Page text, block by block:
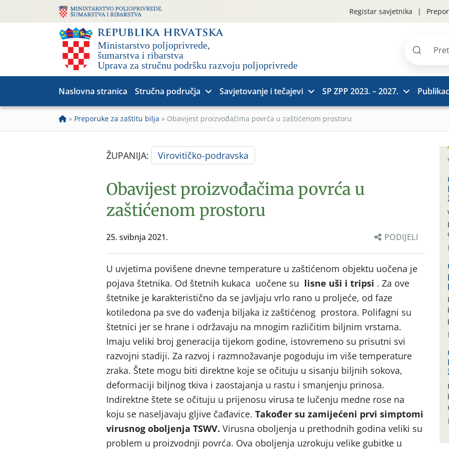
Registar savjetnika
Pretraži
Naslovna stranica Stručna područja Savjetovanje i tečajevi SP ZPP 2023. – 2027.
» Preporuke za zaštitu bilja » Obavijest proizvođačima povrća u zaštićenom prostoru
ŽUPANIJA: Virovitičko-podravska
Obavijest proizvođačima povrća u
zaštićenom prostoru
25. svibnja 2021. PODIJELI
U uvjetima povišene dnevne temperature u zaštićenom objektu uočena je
pojava štetnika. Od štetnih kukaca uočene su lisne uši i tripsi . Za ove
štetnike je karakteristično da se javljaju vrlo rano u proljeće, od faze
kotiledona pa sve do vađenja biljaka iz zaštićenog prostora. Polifagni su
štetnici jer se hrane i održavaju na mnogim različitim biljnim vrstama.
Imaju veliki broj generacija tijekom godine, istovremeno su prisutni svi
razvojni stadiji. Za razvoj i razmnožavanje pogoduju im više temperature
zraka. Štete mogu biti direktne koje se očituju u sisanju biljnih sokova,
deformaciji biljnog tkiva i zaostajanja u rastu i smanjenju prinosa.
Indirektne štete se očituju u prijenosu virusa te lučenju medne rose na
koju se naseljavaju gljive čađavice. Također su zamijećeni prvi simptomi
virusnog oboljenja TSWV. Virusna oboljenja u prethodnih godina veliki su
problem u proizvodnji povrća. Ova oboljenja uzrokuju velike gubitke u